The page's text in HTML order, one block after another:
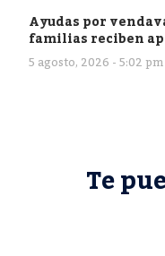
Ayudas por
familias reciben
5 agosto, 2026 - 5:02 pm
Te